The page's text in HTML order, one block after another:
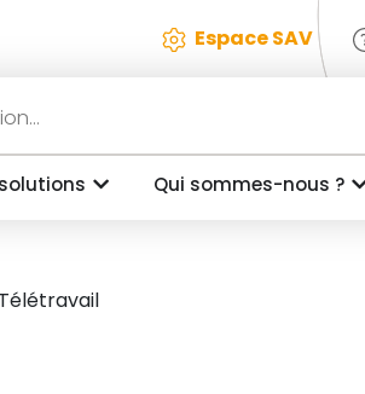
Espace SAV
Qui sommes-nous ?
Télétravail